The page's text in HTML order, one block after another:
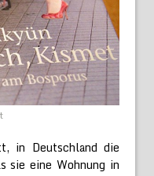
in Deutschland die
sie eine Wohnung in